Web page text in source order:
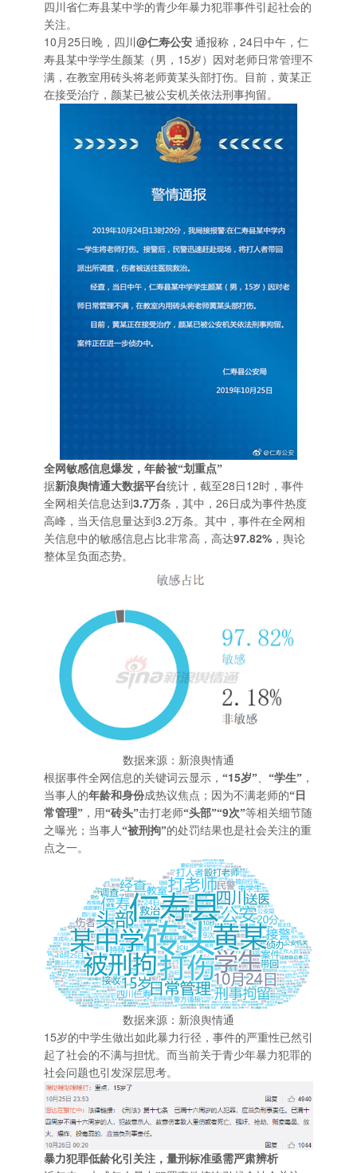
四川省仁寿县某中学的青少年暴力犯罪事件引起社会的
关注。
10 月 25 日晚，四川 @仁寿公安 通报称， 24 日中午，仁
寿县某中学学生颜某（男， 15岁）因对老师日常管理不
满，在教室用砖头将老师黄某头部打伤。目前，黄某正
在接受治疗，颜某已被公安机关依法刑事拘留。
全网敏感信息爆发，年龄被“划重点”
据新浪舆情通大数据平台统计，截至28 日 12时，事件
全网相关信息达到 3.7万条，其中， 26 日成为事件热度
高峰，当天信息量达到 3.2万条。其中，事件在全网相
关信息中的敏感信息占比非常高，高达97.82% ，舆论
整体呈负面态势。
数据来源：新浪舆情通
根据事件全网信息的关键词云显示， “15岁” “学生” ，
当事人的年龄和身份成热议焦点；因为不满老师的“日
常管理” ，用“砖头”击打老师“头部”“9次”等相关细节随
之曝光；当事人 “被刑拘”的处罚结果也是社会关注的重
点之一。
数据来源：新浪舆情通
15岁的中学生做出如此暴力行径，事件的严重性已然引
起了社会的不满与担忧。而当前关于青少年暴力犯罪的
社会问题也引发深层思考。
暴力犯罪低龄化引关注，量刑标准亟需严肃辨析